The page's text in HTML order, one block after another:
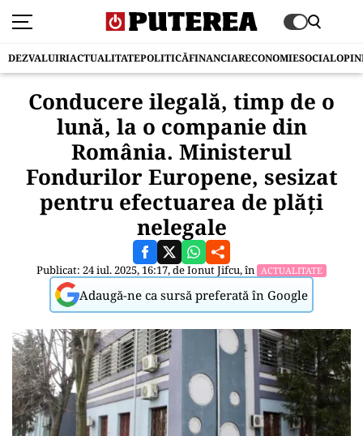
DEZVALUIRIACTUALITATEPOLITICĂFINANCIARECONOMIESOCIAL
Conducere ilegală, timp de o
lună, la o companie din
România. Ministerul
Fondurilor Europene, sesizat
pentru efectuarea de plăţi
nelegale
Publicat: 24 iul. 2025, 16:17, deIonut Jifcu, în ACTUALITATE
Adaugă-ne ca sursă preferată în Google